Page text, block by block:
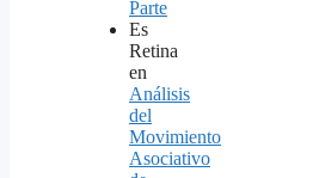
Parte
Es
Retina
en
Análisis
del
Movimiento
Asociativo